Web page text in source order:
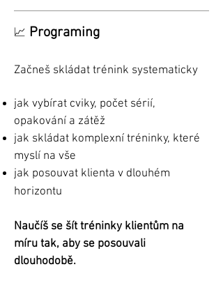
📈 Programing
Začneš skládat trénink systematicky
jak vybírat cviky, počet sérií,
opakování a zátěž
jak skládat komplexní tréninky, které
myslí na vše
jak posouvat klienta v dlouhém
horizontu
Naučíš se šít tréninky klientům na
míru tak, aby se posouvali
dlouhodobě.